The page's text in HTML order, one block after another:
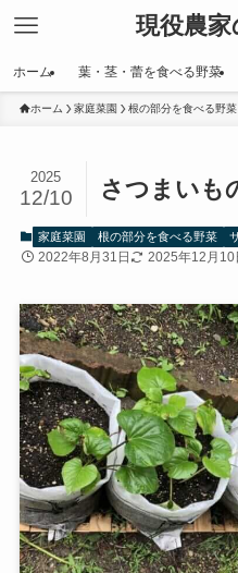
現役農家
ホーム 葉・茎・蕾を食べる野菜
ホーム 家庭菜園 根の部分を食べる野菜
さつまいも
2025
12/10
家庭菜園 根の部分を食べる野菜
2022年8月31日 2025年12月10